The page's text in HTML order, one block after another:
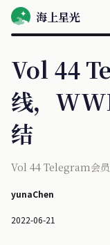
海上星光
Vol 44
线，
结
Vol 44 Telegram会
yunaChen
2022-06-21